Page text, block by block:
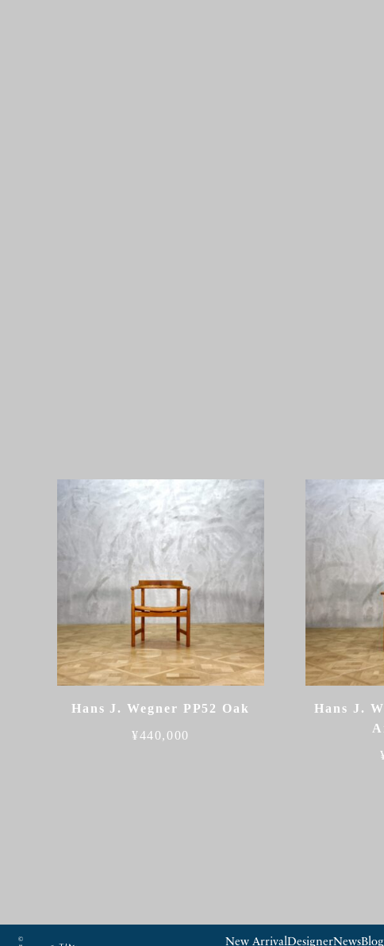
Hans J. Wegner PP52 Oak
¥440,000
Hans J.
New ArrivalDesignerNewsBlog